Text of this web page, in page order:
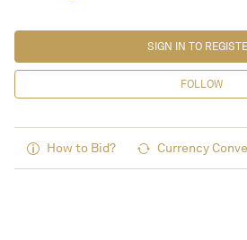
FOLLOW
SIGN IN TO
How to Bid? Currency